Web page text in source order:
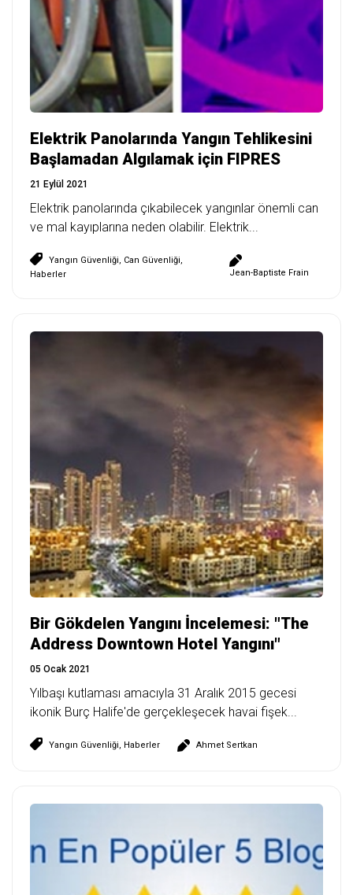
Elektrik Panolarında Yangın Tehlikesini
Başlamadan Algılamak için FIPRES
21 Eylül 2021
Elektrik panolarında çıkabilecek yangınlar önemli can
ve mal kayıplarına neden olabilir. Elektrik...
Yangın Güvenliği, Can Güvenliği,
Haberler
Jean-Baptiste Frain
Bir Gökdelen Yangını İncelemesi: "The
Address Downtown Hotel Yangını"
05 Ocak 2021
Yılbaşı kutlaması amacıyla 31 Aralık 2015 gecesi
ikonik Burç Halife'de gerçekleşecek havai fişek...
Yangın Güvenliği, Haberler Ahmet Sertkan